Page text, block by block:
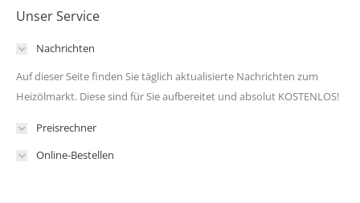
Unser Service
Nachrichten
Auf dieser Seite finden Sie täglich aktualisierte Nachrichten zum
Heizölmarkt. Diese sind für Sie aufbereitet und absolut KOSTENLOS!
Preisrechner
Online-Bestellen